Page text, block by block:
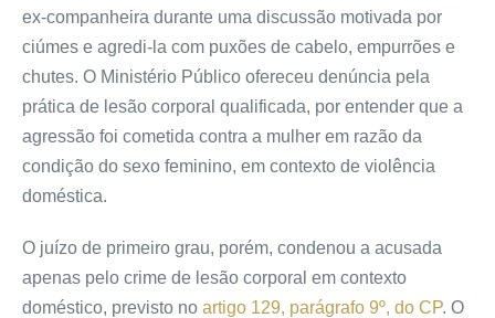
ex-companheira durante uma discussão motivada por
ciúmes e agredi-la com puxões de cabelo, empurrões e
chutes. O Ministério Público ofereceu denúncia pela
prática de lesão corporal qualificada, por entender que a
agressão foi cometida contra a mulher em razão da
condição do sexo feminino, em contexto de violência
doméstica.
O juízo de primeiro grau, porém, condenou a acusada
apenas pelo crime de lesão corporal em contexto
doméstico, previsto no artigo 129, parágrafo 9º, do CP. O